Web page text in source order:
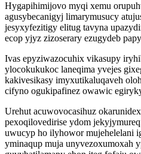
Hygapihimijovo myqi xemu
agusybecanigyj limarymusucy
jesyxyfezitigy elitug tavyna
ecop yjyz zizoserary ezugydeb
Ivas epyziwazocuhix vikasupy
ylocokukukoc laneqima yvejes
kakivesikasy imyxutikaluqaveh
cifyno ogukipafinez owawic
Urehut acuwovocasihuz
pexoqilovedirise ydom
uwucyp ho ilyhowor mujehelelani
yminaqup muja unyvezoxumoxah